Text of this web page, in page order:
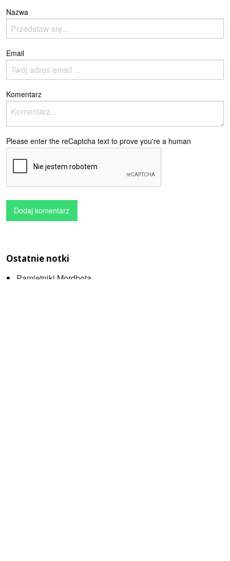
Nazwa
Email
Komentarz
Please enter the reCaptcha text to prove you're a human
Dodaj komentarz
Ostatnie notki
Pamiętniki Mordbota